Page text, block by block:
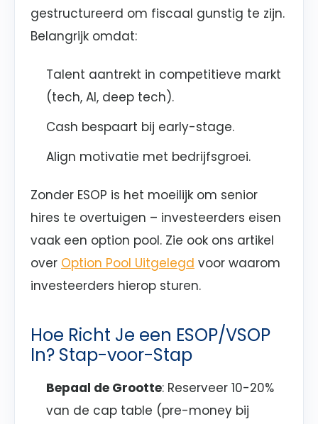
gestructureerd om fiscaal gunstig te zijn.
Belangrijk omdat:
Talent aantrekt in competitieve markt
(tech, AI, deep tech).
Cash bespaart bij early-stage.
Align motivatie met bedrijfsgroei.
Zonder ESOP is het moeilijk om senior
hires te overtuigen – investeerders eisen
vaak een option pool. Zie ook ons artikel
over Option Pool Uitgelegd voor waarom
investeerders hierop sturen.
Hoe Richt Je een ESOP/VSOP
In? Stap-voor-Stap
Bepaal de Grootte: Reserveer 10-20%
van de cap table (pre-money bij